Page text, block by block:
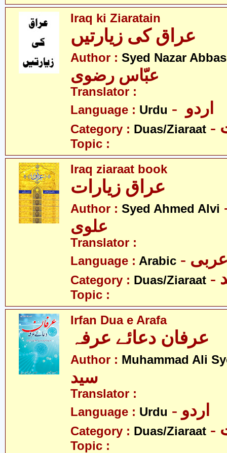
Iraq ki Ziaratain
Author : Syed Nazar
عبّاس رضوی
Translator :
Language : Urdu
Category : Duas/Ziaraat
Topic :
Iraq ziaraat book
عراق زیارات
Author : Syed Ahmed Alvi
علوی
Translator :
Language : Arabic عربی
Category : Duas/Ziaraat
Topic :
Irfan Dua e Arafa
عرفان دعائے عرفہ
Author : Muhammad Ali
سید
Translator :
Language : Urdu - اردو
Category : Duas/Ziaraat
Topic :